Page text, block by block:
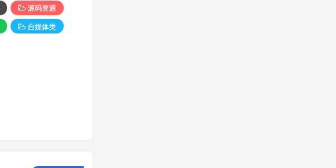
源码资源
自媒体类